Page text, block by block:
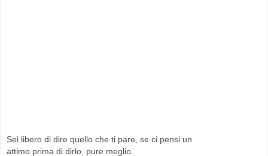
Sei libero di dire quello che ti pare, se ci pensi un
attimo prima di dirlo, pure meglio.